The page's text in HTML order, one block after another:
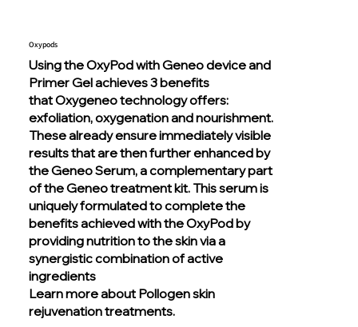
Oxypods
Using the OxyPod with Geneo device and
Primer Gel achieves 3 benefits
thatOxygeneo technologyoffers:
exfoliation, oxygenation and nourishment.
These already ensure immediately visible
results that are then further enhanced by
the Geneo Serum, a complementary part
of the Geneo treatment kit. This serum is
uniquely formulated to complete the
benefits achieved with the OxyPod by
providing nutrition to the skin via a
synergistic combination of active
ingredients
Learn more about Pollogenskin
rejuvenation treatments.